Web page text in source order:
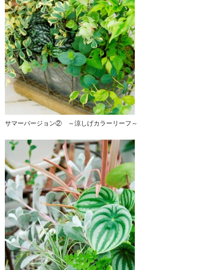
サマーバージョン② ～涼しげカラーリーフ～